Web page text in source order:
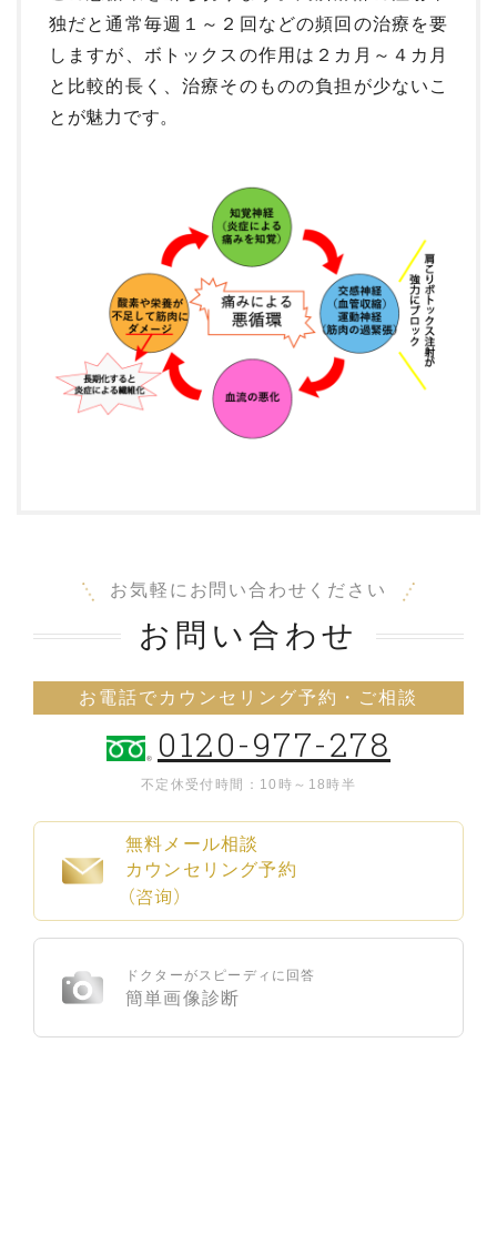
独だと通常毎週１～２回などの頻回の治療を要
しますが、ボトックスの作用は２カ月～４カ月
と比較的長く、治療そのものの負担が少ないこ
とが魅力です。
お気軽にお問い合わせください
お問い合わせ
お電話でカウンセリング予約・ご相談
0120-977-278
不定休 受付時間：10時～18時半
無料メール相談
カウンセリング予約
（咨询）
ドクターがスピーディに回答
簡単画像診断